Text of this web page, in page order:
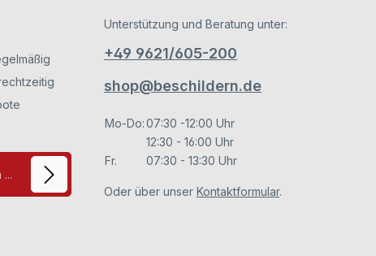
Unterstützung und Beratung unter:
+49 9621/605-200
shop@beschildern.de
Mo-Do:07:30 -12:00 Uhr
12:30 - 16:00 Uhr
Fr.
07:30 - 13:30 Uhr
Oder über unser Kontaktformular.